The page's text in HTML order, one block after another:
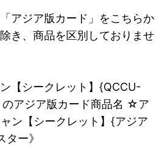
アジア版カード」をこちらか
き、商品を区別しておりませ
【シークレット】{QCCU-
アジア版カード商品名 ☆ア
ン【シークレット】{アジア
ー》